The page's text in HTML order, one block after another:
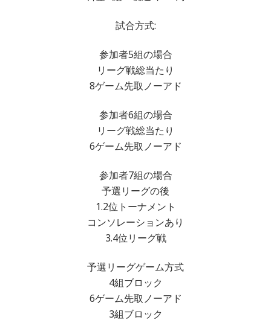
試合方式:
参加者5組の場合
リーグ戦総当たり
8ゲーム先取ノーアド
参加者6組の場合
リーグ戦総当たり
6ゲーム先取ノーアド
参加者7組の場合
予選リーグの後
1.2位トーナメント
コンソレーションあり
3.4位リーグ戦
予選リーグゲーム方式
4組ブロック
6ゲーム先取ノーアド
3組ブロック